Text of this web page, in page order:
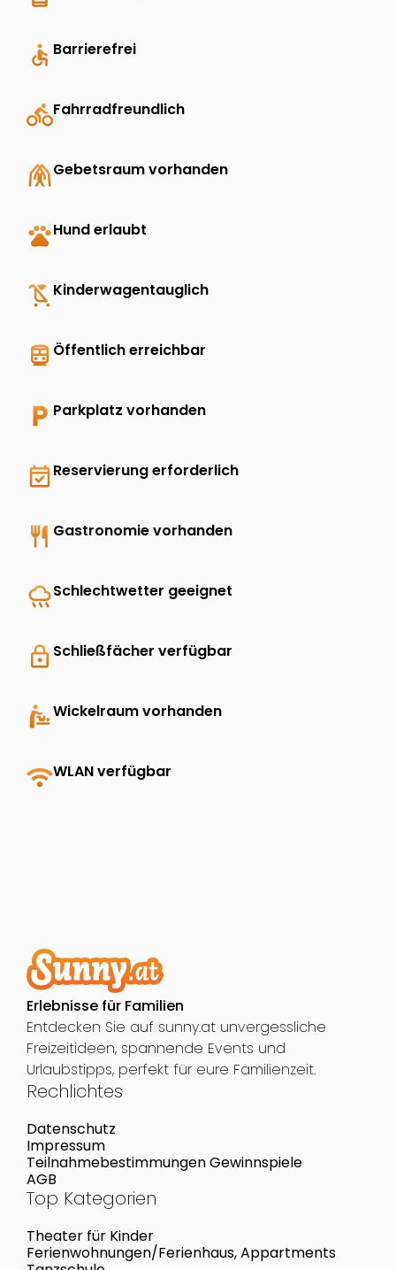
accessible Barrierefrei
directions_bikeFahrradfreundlich
folded_handsGebetsraum vorhanden
petsHund erlaubt
child_friendly Kinderwagentauglich
directions_transit Öffentlich erreichbar
local_parking Parkplatz vorhanden
event_availableReservierung erforderlich
restaurant Gastronomie vorhanden
rainySchlechtwetter geeignet
lock Schließfächer verfügbar
baby_changing_stationWickelraum vorhanden
wifiWLAN verfügbar
Erlebnisse für Familien
Entdecken Sie auf sunny.at unvergessliche
Freizeitideen, spannende Events und
Urlaubstipps, perfekt für eure Familienzeit.
Rechlichtes
Datenschutz
Impressum
Teilnahmebestimmungen Gewinnspiele
AGB
Top Kategorien
Theater für Kinder
Ferienwohnungen/Ferienhaus, Appartments